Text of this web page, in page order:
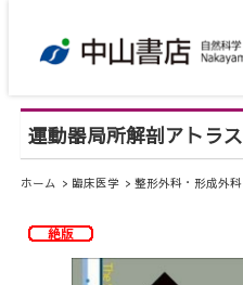
運動器局所解剖アトラス
ホーム 臨床医学 整形外科・形成外科